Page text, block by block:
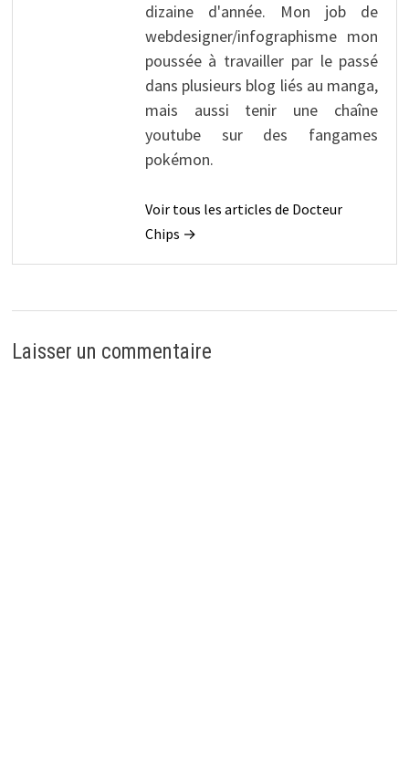
dizaine d'année. Mon job de
webdesigner/infographisme mon
poussée à travailler par le passé
dans plusieurs blog liés au manga,
mais aussi tenir une chaîne
youtube sur des fangames
pokémon.
Voir tous les articles de Docteur
Chips →
Laisser un commentaire